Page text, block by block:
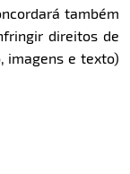
também
direitos de
imagens e texto)